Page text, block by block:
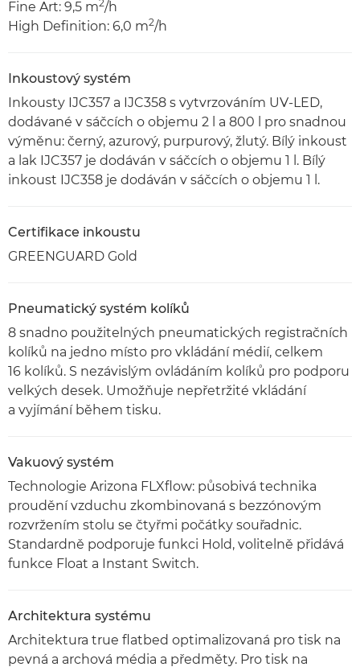
Fine Art: 9,5 m2/h
High Definition: 6,0 m2/h
Inkoustový systém
Inkousty IJC357 a IJC358 s vytvrzováním UV-LED,
dodávané v sáčcích o objemu 2 l a 800 l pro snadnou
výměnu: černý, azurový, purpurový, žlutý. Bílý inkoust
a lak IJC357 je dodáván v sáčcích o objemu 1 l. Bílý
inkoust IJC358 je dodáván v sáčcích o objemu 1 l.
Certifikace inkoustu
GREENGUARD Gold
Pneumatický systém kolíků
8 snadno použitelných pneumatických registračních
kolíků na jedno místo pro vkládání médií, celkem
16 kolíků. S nezávislým ovládáním kolíků pro podporu
velkých desek. Umožňuje nepřetržité vkládání
a vyjímání během tisku.
Vakuový systém
Technologie Arizona FLXflow: působivá technika
proudění vzduchu zkombinovaná s bezzónovým
rozvržením stolu se čtyřmi počátky souřadnic.
Standardně podporuje funkci Hold, volitelně přidává
funkce Float a Instant Switch.
Architektura systému
Architektura true flatbed optimalizovaná pro tisk na
pevná a archová média a předměty. Pro tisk na